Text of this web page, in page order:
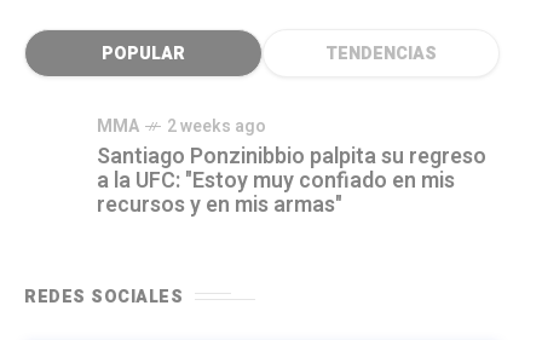
POPULAR TENDENCIAS
MMA 2 weeks ago
Santiago Ponzinibbio palpita su regreso
a la UFC: "Estoy muy confiado en mis
recursos y en mis armas"
REDES SOCIALES